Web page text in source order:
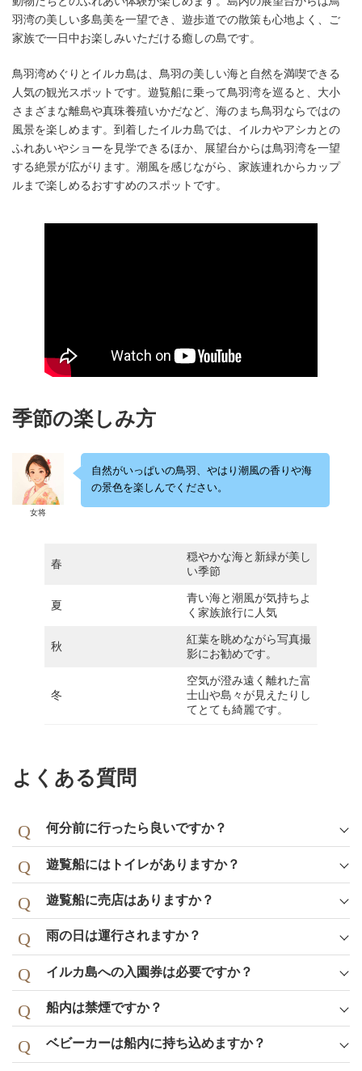
羽湾の美しい多島美を一望でき、遊歩道での散策も心地よく、ご
家族で一日中お楽しみいただける癒しの島です。
鳥羽湾めぐりとイルカ島は、鳥羽の美しい海と自然を満喫できる
人気の観光スポットです。遊覧船に乗って鳥羽湾を巡ると、大小
さまざまな離島や真珠養殖いかだなど、海のまち鳥羽ならではの
風景を楽しめます。到着したイルカ島では、イルカやアシカとの
ふれあいやショーを見学できるほか、展望台からは鳥羽湾を一望
する絶景が広がります。潮風を感じながら、家族連れからカップ
ルまで楽しめるおすすめのスポットです。
季節の楽しみ方
女将
自然がいっぱいの鳥羽、やはり潮風の香りや海
の景色を楽しんでください。
春
穏やかな海と新緑が美し
い季節
夏
青い海と潮風が気持ちよ
く家族旅行に人気
秋
紅葉を眺めながら写真撮
影にお勧めです。
冬
空気が澄み遠く離れた富
士山や島々が見えたりし
てとても綺麗です。
よくある質問
何分前に行ったら良いですか？
遊覧船にはトイレがありますか？
遊覧船に売店はありますか？
雨の日は運行されますか？
イルカ島への入園券は必要ですか？
船内は禁煙ですか？
ベビーカーは船内に持ち込めますか？